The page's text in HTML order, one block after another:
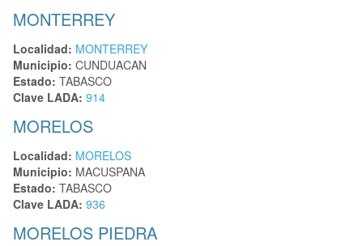
MONTERREY
Localidad: MONTERREY
Municipio: CUNDUACAN
Estado: TABASCO
Clave LADA: 914
MORELOS
Localidad: MORELOS
Municipio: MACUSPANA
Estado: TABASCO
Clave LADA: 936
MORELOS PIEDRA